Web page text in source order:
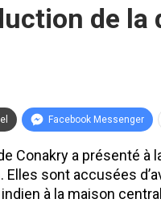
de
Facebook Messenger
Conakry a présenté à
sont accusées
à la maison